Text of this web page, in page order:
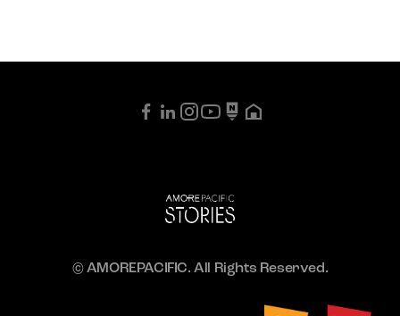
© AMOREPACIFIC. All Rights Reserved.